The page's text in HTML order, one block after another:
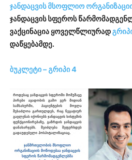
ჯანდაცვის მსოფლიო
ჯანდაცვის სფეროს
ვაქცინაცია ყოველწლიურად
დაწყებამდე.
ბუკლეტი – გრიპი 4